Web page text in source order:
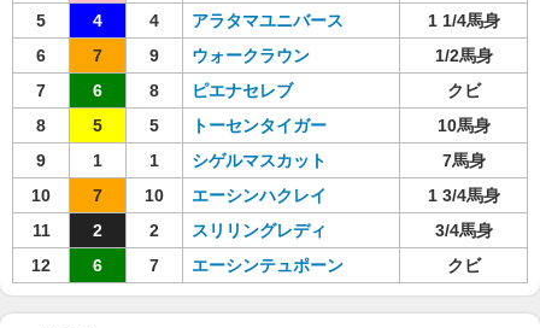
5
4 4 アラタマユニバース
1 1/4馬身
6
7 9 ウォークラウン
1/2馬身
7
6 8 ピエナセレブ
クビ
8
5 5 トーセンタイガー
10馬身
9
1 1 シゲルマスカット
7馬身
10
7 10 エーシンハクレイ
1 3/4馬身
11
2 2 スリリングレディ
3/4馬身
12
6 7 エーシンテュポーン クビ